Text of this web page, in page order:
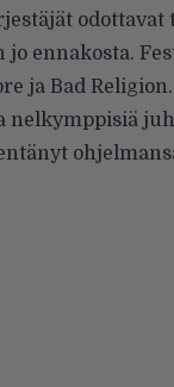
odottavat
jo ennakosta.
ja Bad Religion.
nelkymppisiä